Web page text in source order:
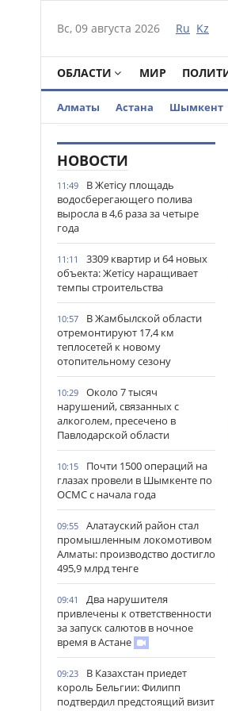
Вс, 09 августа 2026 Ru Kz
ОБЛАСТИ МИР
Алматы Астана Шымкент
НОВОСТИ
11:49
В Жетісу площадь
водосберегающего полива
выросла в 4,6 раза за четыре
года
11:11
3309 квартир и 64 новых
объекта: Жетісу наращивает
темпы строительства
10:57
В Жамбылской области
отремонтируют 17,4 км
теплосетей к новому
отопительному сезону
10:29
Около 7 тысяч
нарушений, связанных с
алкоголем, пресечено в
Павлодарской области
10:15
Почти 1500 операций на
глазах провели в Шымкенте по
ОСМС с начала года
09:55
Алатауский район стал
промышленным локомотивом
Алматы: производство достигло
495,9 млрд тенге
09:41
Два нарушителя
привлечены к ответственности
за запуск салютов в ночное
время в Астане
09:23
В Казахстан приедет
король Бельгии: Филипп
подтвердил предстоящий визит